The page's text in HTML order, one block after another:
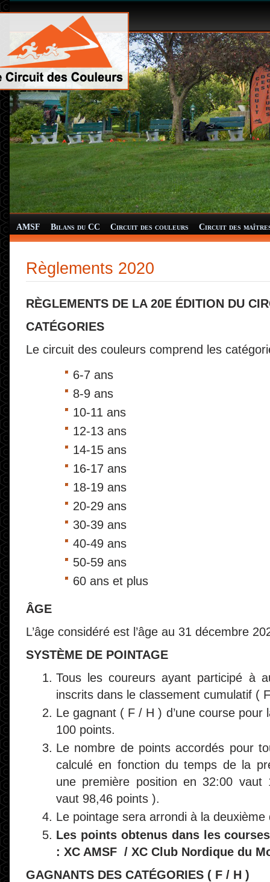
AMSF Bilans du CC Circuit des couleurs Circuit des
Règlements 2020
RÈGLEMENTS DE LA 20E ÉDITION DU
CATÉGORIES
Le circuit des couleurs comprend les
6-7 ans
8-9 ans
10-11 ans
12-13 ans
14-15 ans
16-17 ans
18-19 ans
20-29 ans
30-39 ans
40-49 ans
50-59 ans
60 ans et plus
ÂGE
L’âge considéré est l’âge au 31 décembre
SYSTÈME DE POINTAGE
Tous les coureurs ayant participé à
inscrits dans le classement cumulatif (
Le gagnant ( F / H ) d’une course pour
100 points.
Le nombre de points accordés pour
calculé en fonction du temps de la
une première position en 32:00 vaut
vaut 98,46 points ).
Le pointage sera arrondi à la deuxième
Les points obtenus dans les
: XC AMSF / XC Club Nordique du
GAGNANTS DES CATÉGORIES ( F / H )